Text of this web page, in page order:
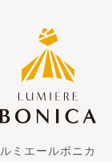
ルミエールボニカ